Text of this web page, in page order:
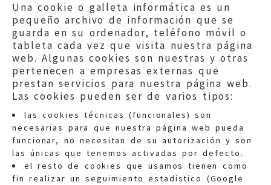
Una cookie o galleta informática es un
pequeño archivo de información que se
guarda en su ordenador, teléfono móvil o
tableta cada vez que visita nuestra página
web. Algunas cookies son nuestras y otras
pertenecen a empresas externas que
prestan servicios para nuestra página web.
Las cookies pueden ser de varios tipos:
las cookies técnicas (funcionales) son
necesarias para que nuestra página web pueda
funcionar, no necesitan de su autorización y son
las únicas que tenemos activadas por defecto.
el resto de cookies que usamos tienen como
fin realizar un seguimiento estadístico (Google
Quejas:quejas@eljusticiadearagon.es